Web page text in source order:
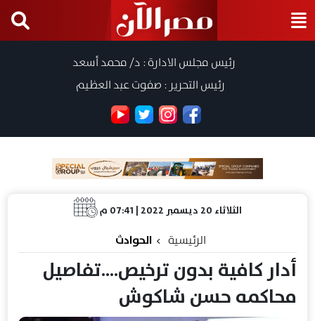
رئيس مجلس الادارة : د/ محمد أسعد
رئيس التحرير : صفوت عبد العظيم
الثلاثاء 20 ديسمبر 2022 | 07:41 م
الرئيسية الحوادث
أدار كافية بدون ترخيص....تفاصيل
محاكمه حسن شاكوش